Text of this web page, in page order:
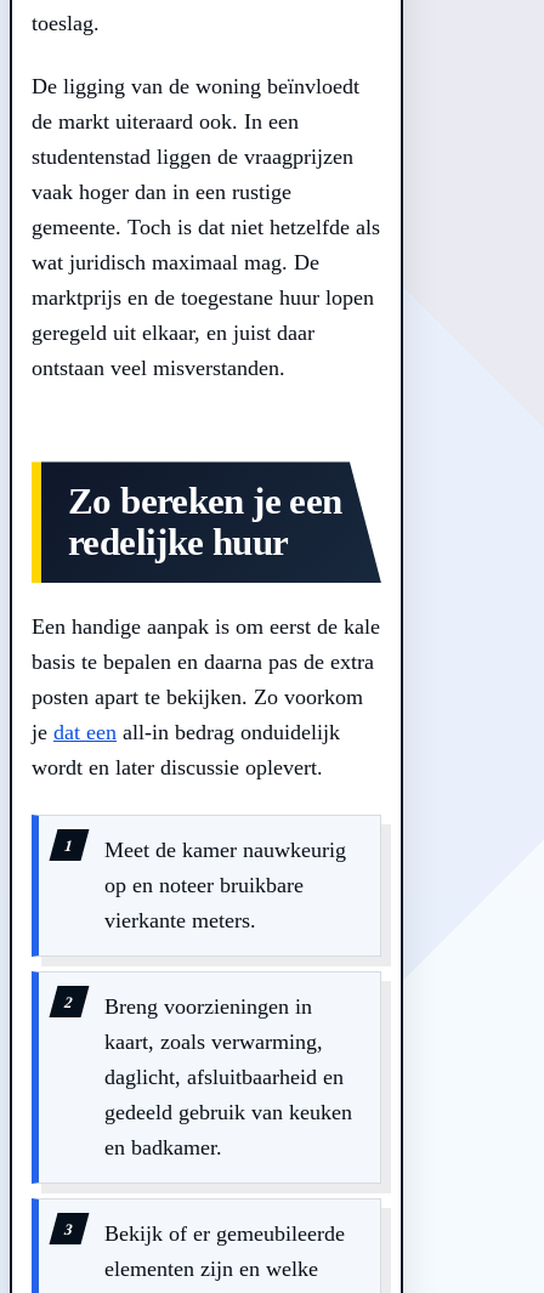
toeslag.
De ligging van de woning beïnvloedt
de markt uiteraard ook. In een
studentenstad liggen de vraagprijzen
vaak hoger dan in een rustige
gemeente. Toch is dat niet hetzelfde als
wat juridisch maximaal mag. De
marktprijs en de toegestane huur lopen
geregeld uit elkaar, en juist daar
ontstaan veel misverstanden.
Zo bereken je een
redelijke huur
Een handige aanpak is om eerst de kale
basis te bepalen en daarna pas de extra
posten apart te bekijken. Zo voorkom
je dat een all-in bedrag onduidelijk
wordt en later discussie oplevert.
Meet de kamer nauwkeurig
op en noteer bruikbare
vierkante meters.
Breng voorzieningen in
kaart, zoals verwarming,
daglicht, afsluitbaarheid en
gedeeld gebruik van keuken
en badkamer.
Bekijk of er gemeubileerde
elementen zijn en welke